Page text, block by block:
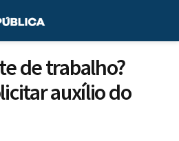
de trabalho?
auxílio do